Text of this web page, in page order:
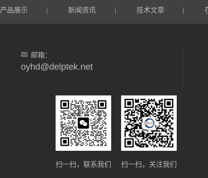
产品展示 新闻资讯 技术文章
邮箱：
oyhd@delptek.net
扫一扫，联系我们 扫一扫，关注我们